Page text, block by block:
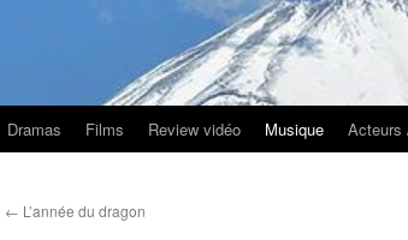
Aller
contenu
Dramas Films Review vidéo Musique Acteurs
← L’année du dragon